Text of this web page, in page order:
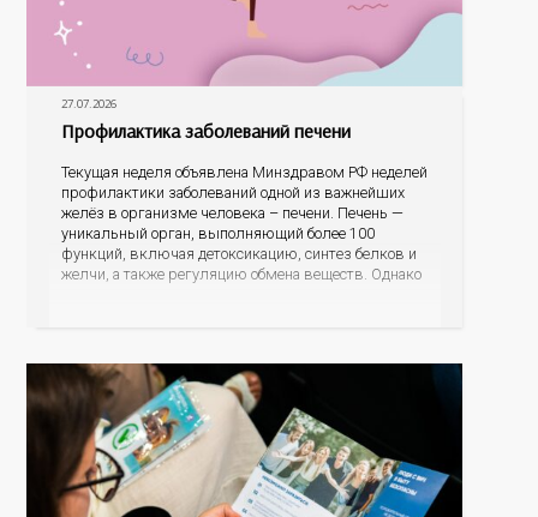
27.07.2026
Профилактика заболеваний печени
Текущая неделя объявлена Минздравом РФ неделей
профилактики заболеваний одной из важнейших
желёз в организме человека – печени. Печень —
уникальный орган, выполняющий более 100
функций, включая детоксикацию, синтез белков и
желчи, а также регуляцию обмена веществ. Однако